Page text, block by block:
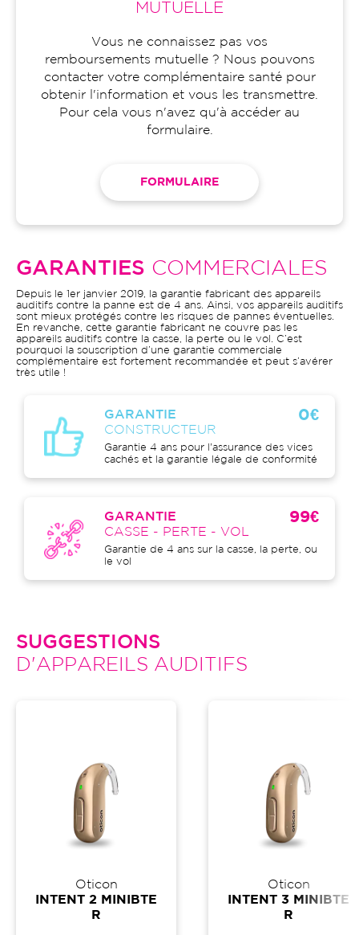
MUTUELLE
Vous ne connaissez pas vos
remboursements mutuelle ? Nous pouvons
contacter votre complémentaire santé pour
obtenir l'information et vous les transmettre.
Pour cela vous n'avez qu'à accéder au
formulaire.
FORMULAIRE
GARANTIES COMMERCIALES
Depuis le 1er janvier 2019, la garantie fabricant des appareils
auditifs contre la panne est de 4 ans. Ainsi, vos appareils auditifs
sont mieux protégés contre les risques de pannes éventuelles.
En revanche, cette garantie fabricant ne couvre pas les
appareils auditifs contre la casse, la perte ou le vol. C’est
pourquoi la souscription d’une garantie commerciale
complémentaire est fortement recommandée et peut s’avérer
très utile !
GARANTIE
CONSTRUCTEUR
0€
Garantie 4 ans pour l'assurance des vices
cachés et la garantie légale de conformité
GARANTIE
CASSE - PERTE - VOL
99€
Garantie de 4 ans sur la casse, la perte, ou
le vol
SUGGESTIONS
D'APPAREILS AUDITIFS
Oticon
INTENT 2 MINIBTE
R
Oticon
INTENT 3 MINIBTE
R